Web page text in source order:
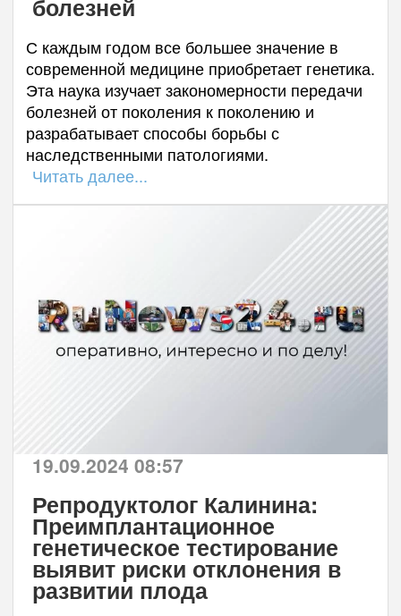
болезней
С каждым годом все большее значение в
современной медицине приобретает генетика.
Эта наука изучает закономерности передачи
болезней от поколения к поколению и
разрабатывает способы борьбы с
наследственными патологиями.
Читать далее...
19.09.2024 08:57
Репродуктолог Калинина:
Преимплантационное
генетическое тестирование
выявит риски отклонения в
развитии плода